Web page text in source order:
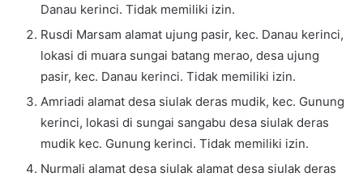
Danau kerinci. Tidak memiliki izin.
Rusdi Marsam alamat ujung pasir, kec. Danau kerinci,
lokasi di muara sungai batang merao, desa ujung
pasir, kec. Danau kerinci. Tidak memiliki izin.
Amriadi alamat desa siulak deras mudik, kec. Gunung
kerinci, lokasi di sungai sangabu desa siulak deras
mudik kec. Gunung kerinci. Tidak memiliki izin.
Nurmali alamat desa siulak alamat desa siulak deras